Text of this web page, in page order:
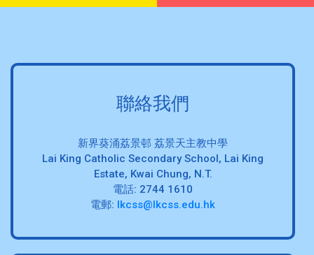
聯絡我們
新界葵涌荔景邨 荔景天主教中學
Lai King Catholic Secondary School, Lai King
Estate, Kwai Chung, N.T.
電話: 2744 1610
電郵: lkcss@lkcss.edu.hk